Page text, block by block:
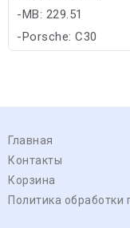
-MB: 229.51
-Porsche: C30
Главная
Контакты
Корзина
Политика